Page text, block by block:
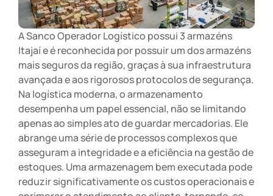
A Sanco Operador Logístico possui 3 armazéns
Itajaí e é reconhecida por possuir um dos armazéns
mais seguros da região, graças à sua infraestrutura
avançada e aos rigorosos protocolos de segurança.
Na logística moderna, o armazenamento
desempenha um papel essencial, não se limitando
apenas ao simples ato de guardar mercadorias. Ele
abrange uma série de processos complexos que
asseguram a integridade e a eficiência na gestão de
estoques. Uma armazenagem bem executada pode
reduzir significativamente os custos operacionais e